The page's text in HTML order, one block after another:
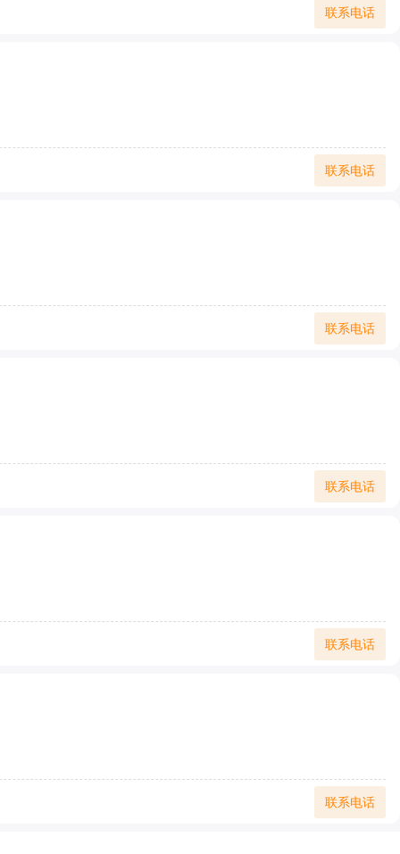
联系电话
联系电话
联系电话
联系电话
联系电话
联系电话